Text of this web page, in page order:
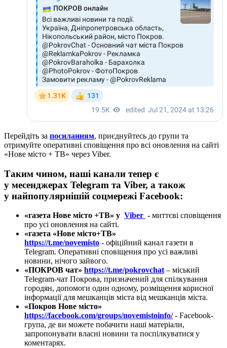
Перейдіть за посиланням, приєднуйтесь до групи та
отримуйте оперативні сповіщення про всі оновлення на сайті
«Нове місто + ТВ» через Viber.
Таким чином, наші канали тепер є
у месенджерах Telegram та Viber, а також
у найпопулярнішій соцмережі Facebook:
«газета Нове місто +ТВ» у Viber - миттєві сповіщення
про усі оновлення на сайті.
«газета «Нове місто+ТВ»
https://t.me/novemisto - офіційний канал газети в
Telegram. Оперативні сповіщення про усі важливі
новини, нічого зайвого.
«ПОКРОВ чат» https://t.me/pokrovchat – міський
Telegram-чат Покрова, призначений для спілкування
городян, допомоги один одному, розміщення корисної
інформації для мешканців міста від мешканців міста.
«Покров Нове місто»
https://facebook.com/groups/novemistoinfo/ - Facebook-
група, де ви можете побачити наші матеріали,
запропонувати власні новини та поспілкуватися у
коментарях.